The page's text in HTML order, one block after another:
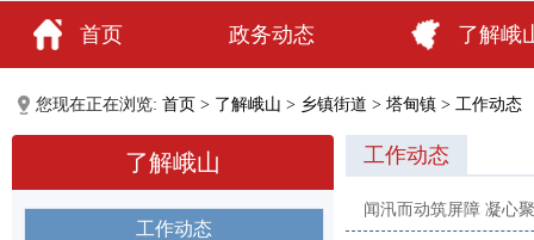
首页 政务动态 了解峨
政民互动
您现在正在浏览: 首页 > 了解峨山 > 乡镇街道 > 塔甸镇 > 工作动态
了解峨山
工作动态
工作动态
闻汛而动筑屏障 凝心